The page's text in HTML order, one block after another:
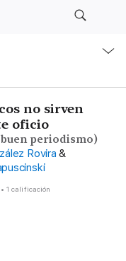
no sirven
oficio
periodismo)
Rovira &
•1 calificación